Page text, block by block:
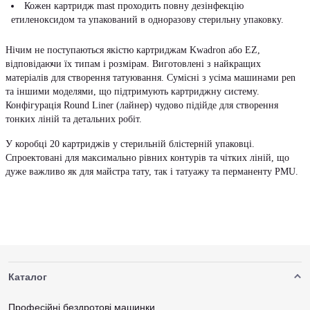
Кожен картридж mast проходить повну дезінфекцію
етиленоксидом та упакований в одноразову стерильну упаковку.
Нічим не поступаються якістю картриджам Kwadron або EZ,
відповідаючи їх типам і розмірам. Виготовлені з найкращих
матеріалів для створення татуювання. Сумісні з усіма машинами pen
та іншими моделями, що підтримують картриджну систему.
Конфігурація Round Liner (лайнер) чудово підійде для створення
тонких ліній та детальних робіт.
У коробці 20 картриджів у стерильній блістерній упаковці.
Спроектовані для максимально рівних контурів та чітких ліній, що
дуже важливо як для майстра тату, так і татуажу та перманенту PMU.
Каталог
Професійні бездротові машинки